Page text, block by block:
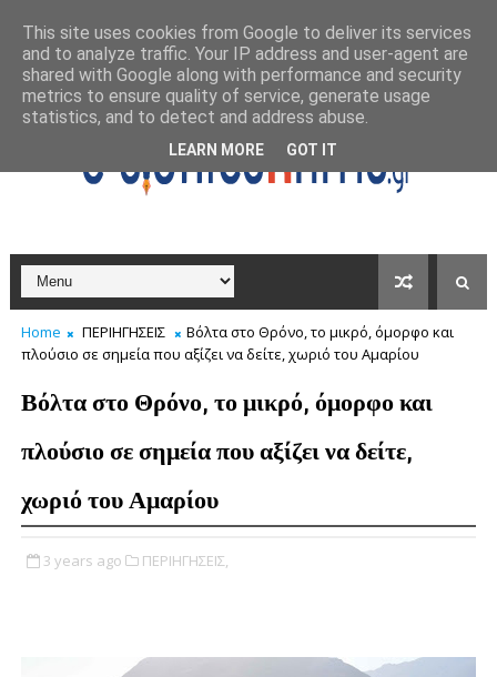
Home ΠΕΡΙΗΓΗΣΕΙΣ
Βόλτα στο Θρόνο, το μικρό, όμορφο και
πλούσιο σε σημεία που αξίζει να δείτε, χωριό του Αμαρίου
Βόλτα στο Θρόνο, το μικρό, όμορφο και
πλούσιο σε σημεία που αξίζει να δείτε,
χωριό του Αμαρίου
3 years ago ΠΕΡΙΗΓΗΣΕΙΣ,
This site uses cookies from Google to deliver its services
and to analyze traffic. Your IP address and user-agent are
shared with Google along with performance and security
metrics to ensure quality of service, generate usage
statistics, and to detect and address abuse.
LEARN MORE GOT IT